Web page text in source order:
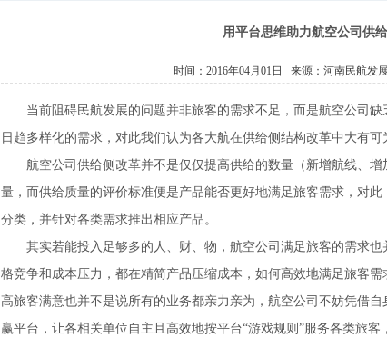
用平台思维助力航空公司供
时间：2016年04月01日 来源： 河南民航发
当前阻碍民航发展的问题并非旅客的需求不足，而是航空公司
日趋多样化的需求，对此我们认为各大航在供给侧结构改革中大有可
航空公司供给侧改革并不是仅仅提高供给的数量（新增航线、
量，而供给质量的评价标准便是产品能否更好地满足旅客需求，对此
分类，并针对各类需求推出相应产品。
其实若能投入足够多的人、财、物，航空公司满足旅客的需求
格竞争和成本压力，都在精简产品压缩成本，如何高效地满足旅客
高旅客满意也并不是说所有的业务都亲力亲为，航空公司不妨凭借
赢平台，让各相关单位自主且高效地按平台“游戏规则”服务各类旅